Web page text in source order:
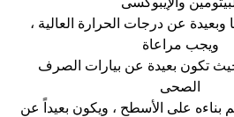
وبعيدة عن درجات الحرارة العالية ،
ويجب مراعاة
تكون بعيدة عن بيارات الصرف
الصحى
بناءه على الأسطح ، ويكون بعيداً عن